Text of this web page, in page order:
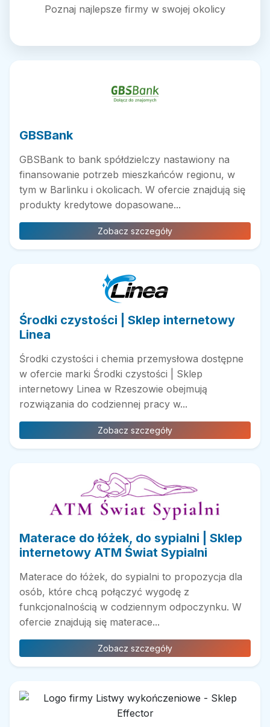
Poznaj najlepsze firmy w swojej okolicy
GBSBank
GBSBank to bank spółdzielczy nastawiony na
finansowanie potrzeb mieszkańców regionu, w
tym w Barlinku i okolicach. W ofercie znajdują się
produkty kredytowe dopasowane...
Zobacz szczegóły
Środki czystości | Sklep internetowy
Linea
Środki czystości i chemia przemysłowa dostępne
w ofercie marki Środki czystości | Sklep
internetowy Linea w Rzeszowie obejmują
rozwiązania do codziennej pracy w...
Zobacz szczegóły
Materace do łóżek, do sypialni | Sklep
internetowy ATM Świat Sypialni
Materace do łóżek, do sypialni to propozycja dla
osób, które chcą połączyć wygodę z
funkcjonalnością w codziennym odpoczynku. W
ofercie znajdują się materace...
Zobacz szczegóły